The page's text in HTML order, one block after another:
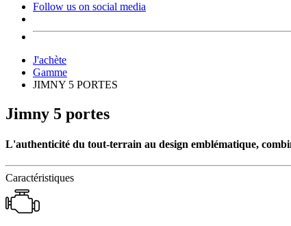
Follow us on social media
J'achète
Gamme
JIMNY 5 PORTES
Jimny 5 portes
L'authenticité du tout-terrain au design emblématique,
Caractéristiques